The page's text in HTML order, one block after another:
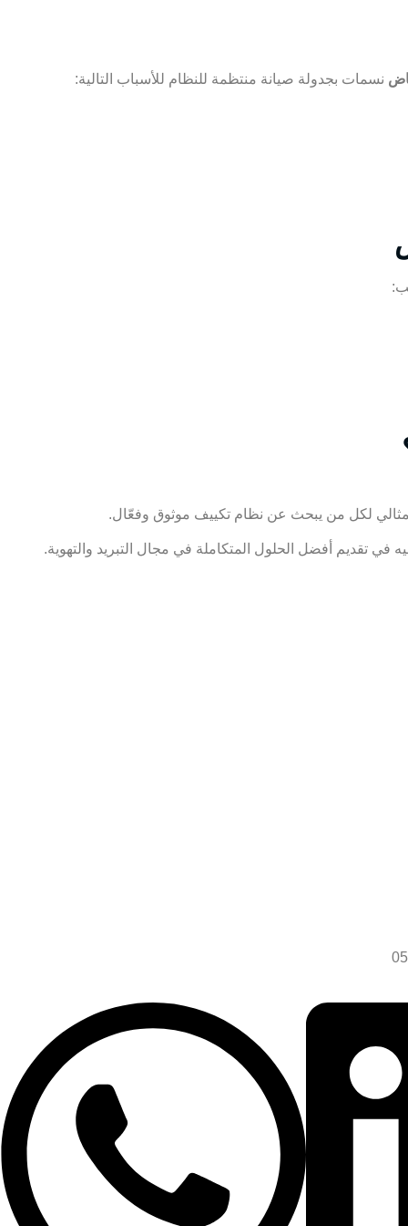
نسمات بجدولة صيانة منتظمة للنظام للأسباب التالية:
المثالي لكل من يبحث عن نظام تكييف موثوق وفعّال.
تقديم أفضل الحلول المتكاملة في مجال التبريد والتهوية.